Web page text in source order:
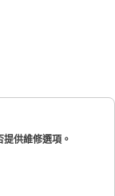
供維修選項。